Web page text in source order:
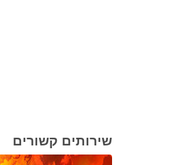
שירותים קשורים